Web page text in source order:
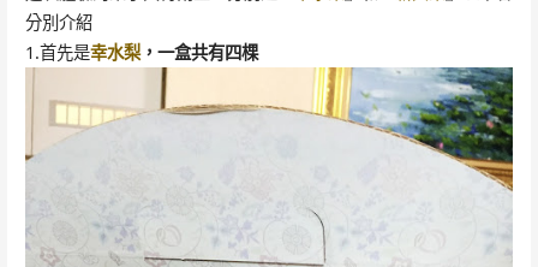
分別介紹
1.首先是幸水梨，一盒共有四棵